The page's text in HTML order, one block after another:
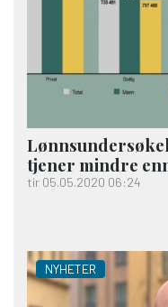
tjener mindre
tir 05.05.2020 06:24
NYHETER